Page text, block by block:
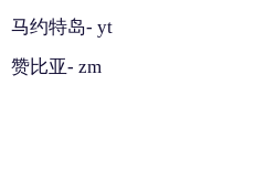
马约特岛- yt
赞比亚- zm